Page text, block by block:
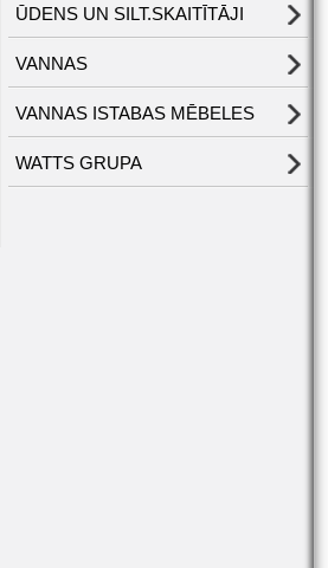
ŪDENS UN SILT.SKAITĪTĀJI
VANNAS
VANNAS ISTABAS MĒBELES
WATTS GRUPA